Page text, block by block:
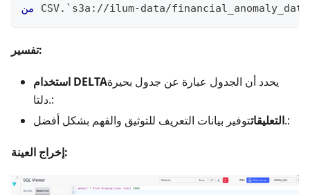
من
CSV. ` s3a://ilum-data/
تفسير:
استخدام DELTAيحدد أن الجدول عبارة عن جدول بحيرة
دلتا.:
التعليقاتتوفير بيانات التعريف للتوثيق والفهم بشكل أفضل.:
إخراج العينة: